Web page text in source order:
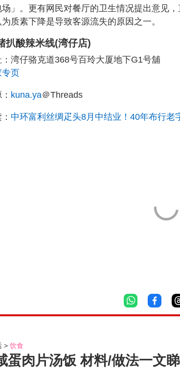
」。更有网民对餐厅的卫生情况提出意见
质素下降是导致客源流失的原因之一。
扒酸辣米线(湾仔店)
湾仔骆克道368号百玲大厦地下G1号舖
专页
kuna.ya＠Threads
中环富利丝绸疋头8月中结业！40年布行
饮食
蛋肉片汤饭 材料/做法一文